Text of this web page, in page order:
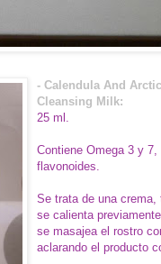
- Calendula And
Cleansing Milk:
25 ml.
Contiene Omega 3 y
flavonoides.
Se trata de una crema,
se calienta
se masajea el rostro
aclarando el producto